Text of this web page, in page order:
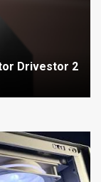
Drivestor 2